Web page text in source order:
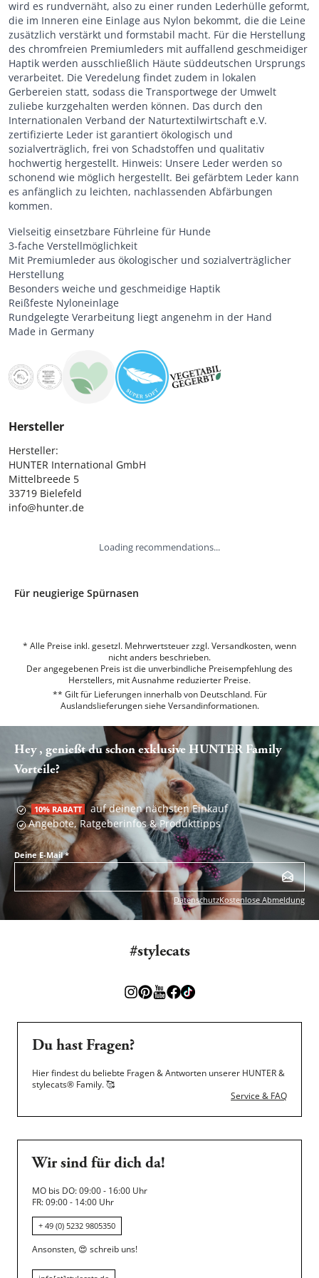
wird es rundvernäht, also zu einer runden Lederhülle geformt,
die im Inneren eine Einlage aus Nylon bekommt, die die Leine
zusätzlich verstärkt und formstabil macht. Für die Herstellung
des chromfreien Premiumleders mit auffallend geschmeidiger
Haptik werden ausschließlich Häute süddeutschen Ursprungs
verarbeitet. Die Veredelung findet zudem in lokalen
Gerbereien statt, sodass die Transportwege der Umwelt
zuliebe kurzgehalten werden können. Das durch den
Internationalen Verband der Naturtextilwirtschaft e.V.
zertifizierte Leder ist garantiert ökologisch und
sozialverträglich, frei von Schadstoffen und qualitativ
hochwertig hergestellt. Hinweis: Unsere Leder werden so
schonend wie möglich hergestellt. Bei gefärbtem Leder kann
es anfänglich zu leichten, nachlassenden Abfärbungen
kommen.
Vielseitig einsetzbare Führleine für Hunde
3-fache Verstellmöglichkeit
Mit Premiumleder aus ökologischer und sozialverträglicher
Herstellung
Besonders weiche und geschmeidige Haptik
Reißfeste Nyloneinlage
Rundgelegte Verarbeitung liegt angenehm in der Hand
Made in Germany
Hersteller
Hersteller:
HUNTER International GmbH
Mittelbreede 5
33719 Bielefeld
info@hunter.de
Loading recommendations...
Für neugierige Spürnasen
* Alle Preise inkl. gesetzl. Mehrwertsteuer zzgl. Versandkosten, wenn
nicht anders beschrieben.
Der angegebenen Preis ist die unverbindliche Preisempfehlung des
Herstellers, mit Ausnahme reduzierter Preise.
** Gilt für Lieferungen innerhalb von Deutschland. Für
Auslandslieferungen siehe Versandinformationen.
Hey , genießt du schon exklusive HUNTER Family
Vorteile?
10% RABATT auf deinen nächsten Einkauf
Angebote, Ratgeberinfos & Produkttipps
Deine E-Mail*
DatenschutzKostenlose Abmeldung
#stylecats
Du hast Fragen?
Hier findest du beliebte Fragen & Antworten unserer HUNTER &
stylecats® Family.🥰
Service & FAQ
Wir sind für dich da!
MO bis DO: 09:00 - 16:00 Uhr
FR: 09:00 - 14:00 Uhr
+ 49 (0) 5232 9805350
Ansonsten, 😍 schreib uns!